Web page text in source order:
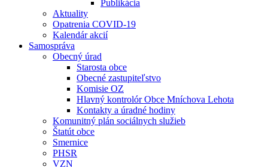
Publikácia
Aktuality
Opatrenia COVID-19
Kalendár akcií
Samospráva
Obecný úrad
Starosta obce
Obecné zastupiteľstvo
Komisie OZ
Hlavný kontrolór Obce Mníchova Lehota
Kontakty a úradné hodiny
Komunitný plán sociálnych služieb
Štatút obce
Smernice
PHSR
VZN